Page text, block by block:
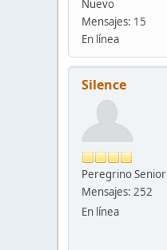
Nuevo
Mensajes: 15
En línea
Silence
Peregrino Senior
Mensajes: 252
En línea